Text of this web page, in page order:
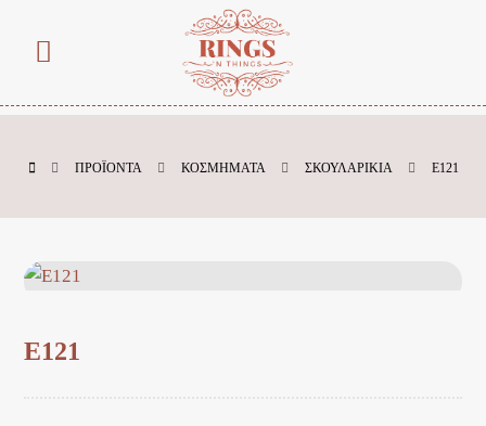
ΠΡΟΪΌΝΤΑ ΚΟΣΜΗΜΑΤΑ ΣΚΟΥΛΑΡΙΚΙΑ E121
E121